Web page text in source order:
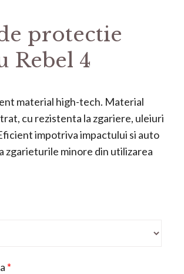
protectie
Rebel 4
material high-tech. Material
cu rezistenta la zgariere, uleiuri
impotriva impactului si auto
zgarieturile minore din utilizarea
*